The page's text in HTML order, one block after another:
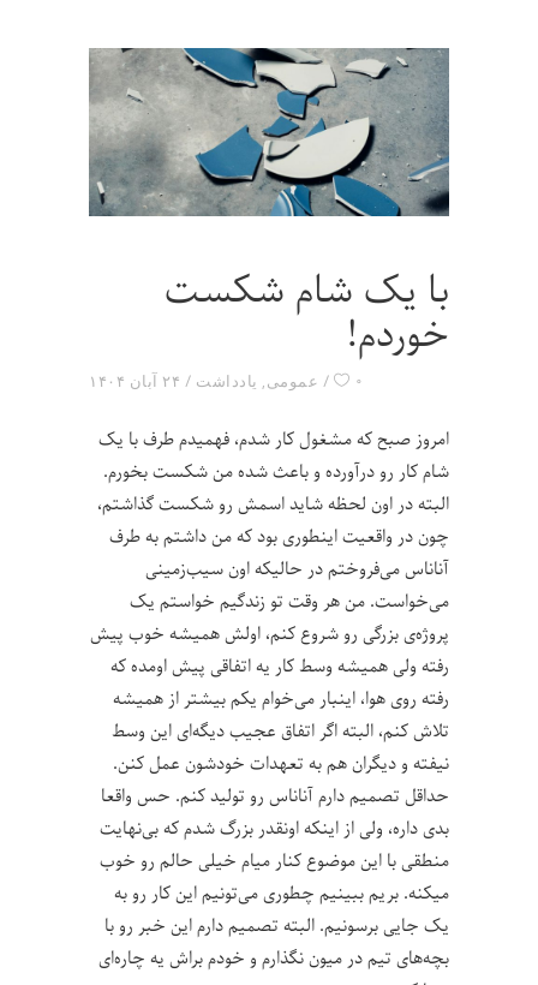
با یک شام شکست
خوردم!
۲۴ آبان ۱۴۰۴ عمومی, یادداشت ۰
امروز صبح که مشغول کار شدم، فهمیدم طرف با یک
شام کار رو درآورده و باعث شده من شکست بخورم.
البته در اون لحظه شاید اسمش رو شکست گذاشتم،
چون در واقعیت اینطوری بود که من داشتم به طرف
آناناس می‌فروختم در حالیکه اون سیب‌زمینی
می‌خواست. من هر وقت تو زندگیم خواستم یک
پروژه‌ی بزرگی رو شروع کنم، اولش همیشه خوب پیش
رفته ولی همیشه وسط کار یه اتفاقی پیش اومده که
رفته روی هوا، اینبار می‌خوام یکم بیشتر از همیشه
تلاش کنم، البته اگر اتفاق عجیب دیگه‌ای این وسط
نیفته و دیگران هم به تعهدات خودشون عمل کنن.
حداقل تصمیم دارم آناناس رو تولید کنم. حس واقعا
بدی داره، ولی از اینکه اونقدر بزرگ شدم که بی‌نهایت
منطقی با این موضوع کنار میام خیلی حالم رو خوب
میکنه. بریم ببینیم چطوری می‌تونیم این کار رو به
یک جایی برسونیم. البته تصمیم دارم این خبر رو با
بچه‌های تیم در میون نگذارم و خودم براش یه چاره‌ای